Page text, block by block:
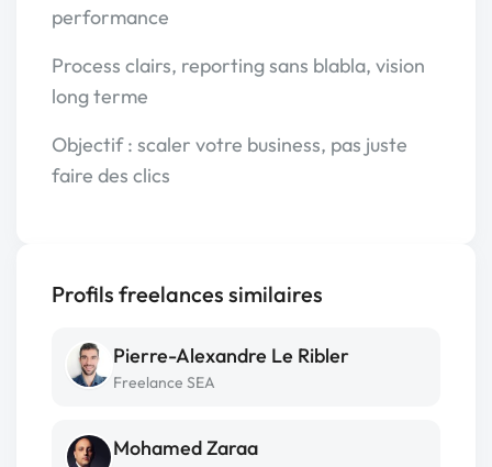
performance
Process clairs, reporting sans blabla, vision
long terme
Objectif : scaler votre business, pas juste
faire des clics
Profils freelances similaires
Pierre-Alexandre Le Ribler
Freelance SEA
Mohamed Zaraa